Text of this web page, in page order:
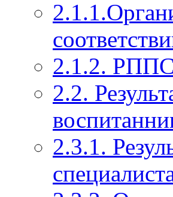
2.1.2. РППС
2.2.
2.3.1.